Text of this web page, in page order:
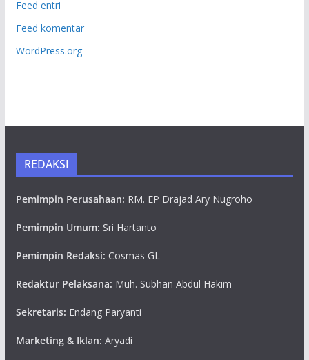
Feed entri
Feed komentar
WordPress.org
REDAKSI
Pemimpin Perusahaan: RM. EP Drajad Ary Nugroho
Pemimpin Umum: Sri Hartanto
Pemimpin Redaksi: Cosmas GL
Redaktur Pelaksana: Muh. Subhan Abdul Hakim
Sekretaris: Endang Paryanti
Marketing & Iklan: Aryadi